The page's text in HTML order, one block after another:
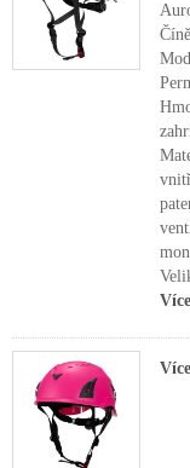
Číně
Více
Více